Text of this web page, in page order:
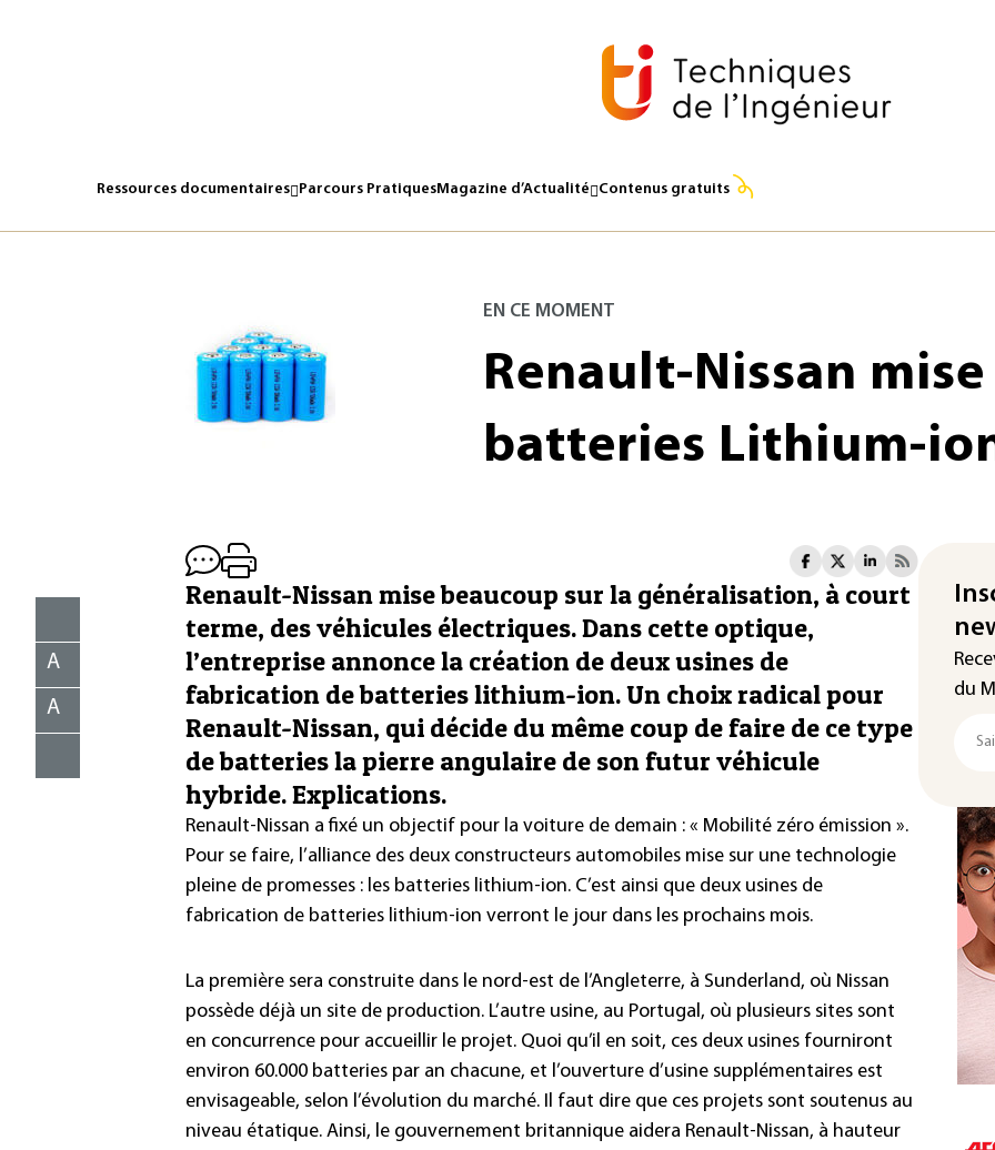
Ressources documentaires Parcours PratiquesMagazine d’Actualité Contenus gratuits
EN CE MOMENT
Renault-Nissan
batteries Lithium-
A
A
Renault-Nissan mise beaucoup sur la généralisation, à court
terme, des véhicules électriques. Dans cette optique,
l’entreprise annonce la création de deux usines de
fabrication de batteries lithium-ion. Un choix radical pour
Renault-Nissan, qui décide du même coup de faire de ce type
de batteries la pierre angulaire de son futur véhicule
hybride. Explications.
Renault-Nissan a fixé un objectif pour la voiture de demain : « Mobilité zéro émission ».
Pour se faire, l’alliance des deux constructeurs automobiles mise sur une technologie
pleine de promesses : les batteries lithium-ion. C’est ainsi que deux usines de
fabrication de batteries lithium-ion verront le jour dans les prochains mois.
La première sera construite dans le nord-est de l’Angleterre, à Sunderland, où Nissan
possède déjà un site de production. L’autre usine, au Portugal, où plusieurs sites sont
en concurrence pour accueillir le projet. Quoi qu’il en soit, ces deux usines fourniront
environ 60.000 batteries par an chacune, et l’ouverture d’usine supplémentaires est
envisageable, selon l’évolution du marché. Il faut dire que ces projets sont soutenus au
niveau étatique. Ainsi, le gouvernement britannique aidera Renault-Nissan, à hauteur
du